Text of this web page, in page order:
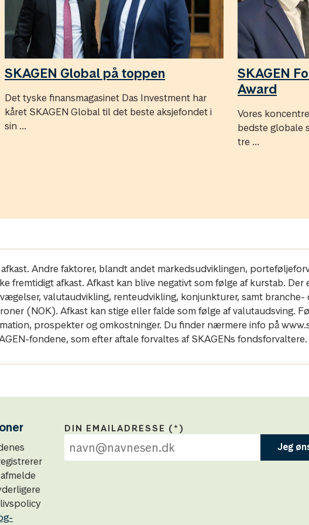
SKAGEN Global på toppen
Det tyske finansmagasinet Das Investment har
kåret SKAGEN Global til det beste aksjefondet i
sin ...
SKAGEN
Award
Vores
bedste globale
tre ...
Andre faktorer, blandt andet markedsudviklingen,
fremtidigt afkast. Afkast kan blive negativt som følge af kurstab.
valutaudvikling, renteudvikling, konjunkturer, samt branche-
(NOK). Afkast kan stige eller falde som følge af valutaudsving.
prospekter og omkostninger. Du finder nærmere info på
fondene, som efter aftale forvaltes af SKAGENs fondsforvaltere.
DIN EMAILADRESSE
Jeg